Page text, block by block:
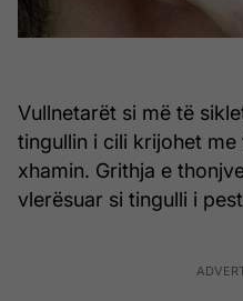
Vullnetarët si më të
tingullin i cili krijohet
xhamin. Grithja e
vlerësuar si tingulli i